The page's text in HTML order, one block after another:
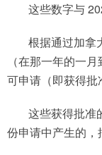
这些数字与
根据通过加拿
（在那一年的一
可申请（即获得批
这些获得批准
份申请中产生的，